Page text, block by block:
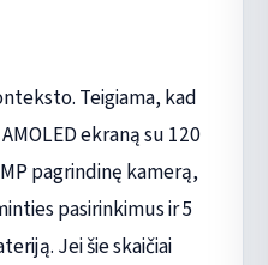
Teigiama, kad
ekraną su 120
pagrindinę kamerą,
pasirinkimus ir 5
Jei šie skaičiai